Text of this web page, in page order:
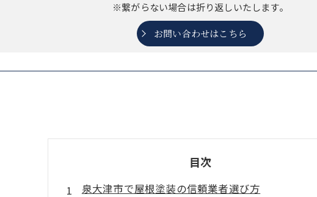
※繋がらない場合は折り返しいたします。
お問い合わせはこちら
目次
泉大津市で屋根塗装の信頼業者選び方